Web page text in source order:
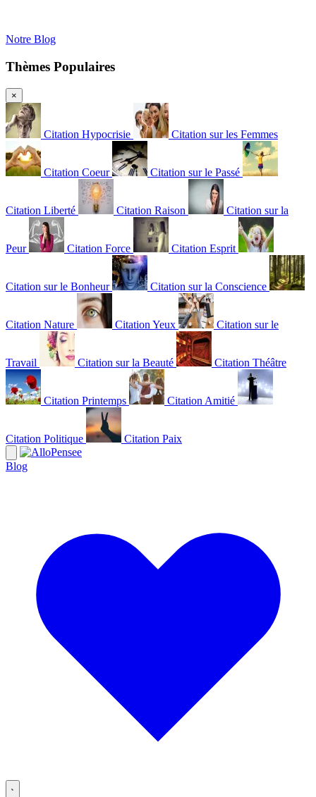
Notre Blog
Thèmes Populaires
×
Citation Hypocrisie Citation sur les Femmes
Citation Coeur Citation sur le Passé
Citation Liberté Citation Raison Citation sur la
Peur Citation Force Citation Esprit
Citation sur le Bonheur Citation sur la Conscience
Citation Nature Citation Yeux Citation sur le
Travail Citation sur la Beauté Citation Théâtre
Citation Printemps Citation Amitié
Citation Politique Citation Paix
Blog